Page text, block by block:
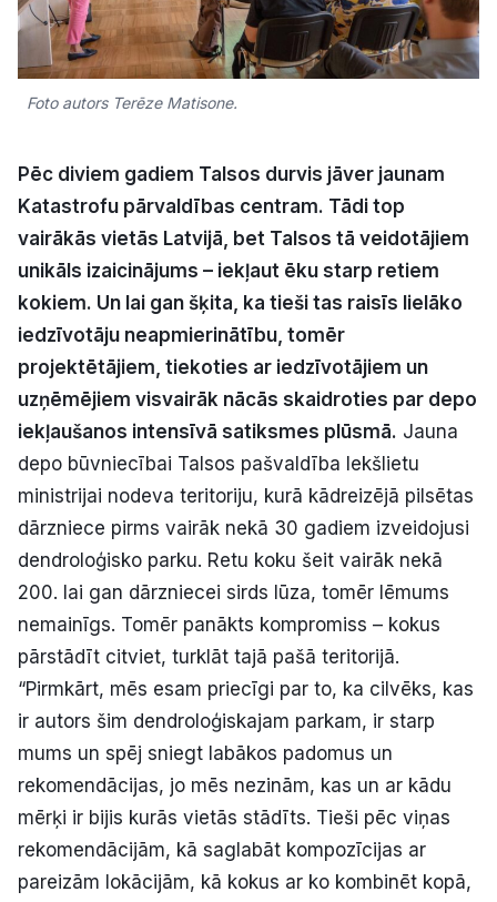
Vieta
Reklāma
Politiskā reklāma
Par mums
Kontakti
Ziņo redakcijai
Facebook Instagram YouTube
E-avīze Abonē
Foto autors Terēze Matisone.
Pēc diviem gadiem Talsos durvis jāver jaunam
Katastrofu pārvaldības centram. Tādi top
vairākās vietās Latvijā, bet Talsos tā veidotājiem
unikāls izaicinājums – iekļaut ēku starp retiem
kokiem. Un lai gan šķita, ka tieši tas raisīs lielāko
iedzīvotāju neapmierinātību, tomēr
projektētājiem, tiekoties ar iedzīvotājiem un
uzņēmējiem visvairāk nācās skaidroties par depo
iekļaušanos intensīvā satiksmes plūsmā. Jauna
depo būvniecībai Talsos pašvaldība Iekšlietu
ministrijai nodeva teritoriju, kurā kādreizējā pilsētas
dārzniece pirms vairāk nekā 30 gadiem izveidojusi
dendroloģisko parku. Retu koku šeit vairāk nekā
200. lai gan dārzniecei sirds lūza, tomēr lēmums
nemainīgs. Tomēr panākts kompromiss – kokus
pārstādīt citviet, turklāt tajā pašā teritorijā.
“Pirmkārt, mēs esam priecīgi par to, ka cilvēks, kas
ir autors šim dendroloģiskajam parkam, ir starp
mums un spēj sniegt labākos padomus un
rekomendācijas, jo mēs nezinām, kas un ar kādu
mērķi ir bijis kurās vietās stādīts. Tieši pēc viņas
rekomendācijām, kā saglabāt kompozīcijas ar
pareizām lokācijām, kā kokus ar ko kombinēt kopā,